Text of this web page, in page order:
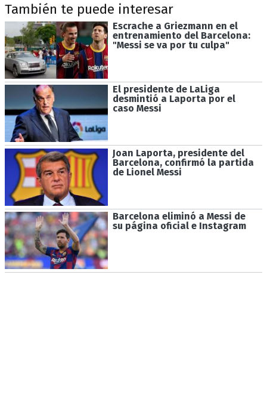
También te puede interesar
Escrache a Griezmann en el
entrenamiento del Barcelona:
"Messi se va por tu culpa"
El presidente de LaLiga
desmintió a Laporta por el
caso Messi
Joan Laporta, presidente del
Barcelona, confirmó la partida
de Lionel Messi
Barcelona eliminó a Messi de
su página oficial e Instagram